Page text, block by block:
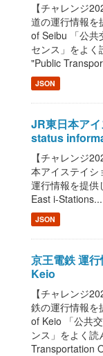
【チャレンジ
道の運行情報
of Seibu 「公共
センス」をよ
"Public
JSON
JR東日本ア
status
【チャレンジ
本アイステイシ
運行情報を提
East i-Stations...
JSON
京王電鉄 運
Keio
【チャレンジ
鉄の運行情報
of Keio 「公共
ンス」をよく
Transportation